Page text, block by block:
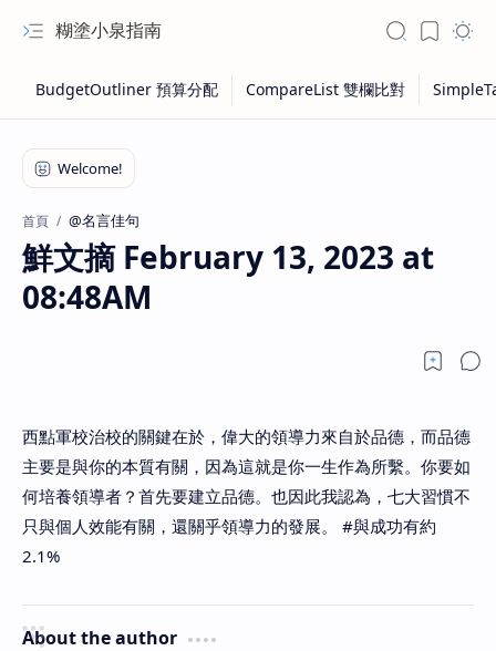
糊塗小泉指南
首頁 @名言佳句
鮮文摘 February 13, 2023 at
08:48AM
西點軍校治校的關鍵在於，偉大的領導力來自於品德，而品德
主要是與你的本質有關，因為這就是你一生作為所繫。你要如
何培養領導者？首先要建立品德。也因此我認為，七大習慣不
只與個人效能有關，還關乎領導力的發展。 #與成功有約
2.1%
About the author